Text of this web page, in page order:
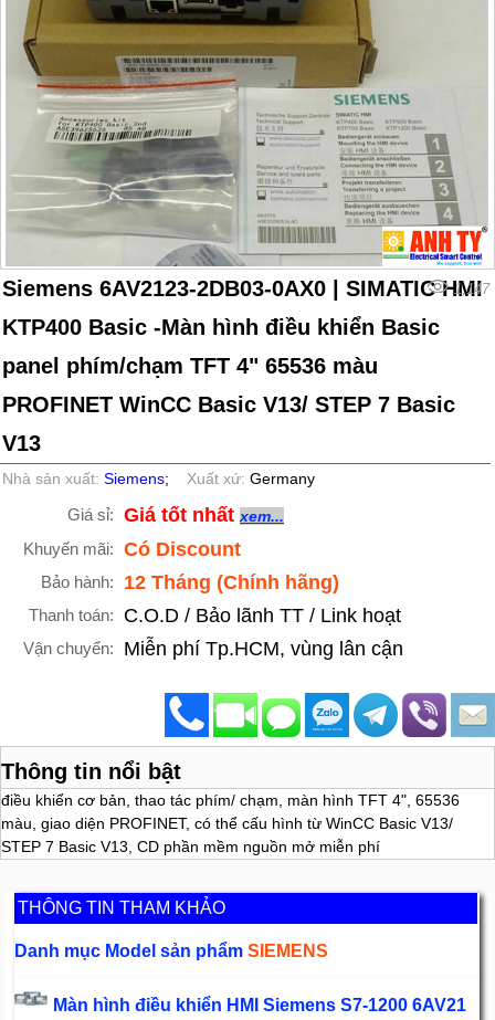
Siemens 6AV2123-2DB03-0AX0 | SIMATIC HMI
KTP400 Basic -Màn hình điều khiển Basic
panel phím/chạm TFT 4" 65536 màu
PROFINET WinCC Basic V13/ STEP 7 Basic
V13
1,147
Nhà sản xuất:Siemens; Xuất xứ:Germany
Giá sỉ: Giá tốt nhất xem...
Khuyến mãi: Có Discount
Bảo hành: 12 Tháng (Chính hãng)
Thanh toán: C.O.D / Bảo lãnh TT / Link hoạt
Vận chuyển: Miễn phí Tp.HCM, vùng lân cận
Thông tin nổi bật
điều khiển cơ bản, thao tác phím/ chạm, màn hình TFT 4", 65536
màu, giao diện PROFINET, có thể cấu hình từ WinCC Basic V13/
STEP 7 Basic V13, CD phần mềm nguồn mở miễn phí
THÔNG TIN THAM KHẢO
Danh mục Model sản phẩmSIEMENS
Màn hình điều khiển HMI Siemens S7-1200 6AV21